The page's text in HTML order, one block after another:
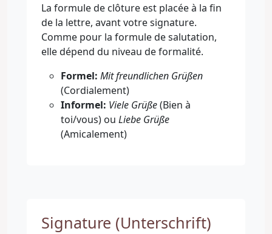
La formule de clôture est placée à la fin
de la lettre, avant votre signature.
Comme pour la formule de salutation,
Formel: Mit freundlichen Grüßen
(Cordialement)
Informel: Viele Grüße(Bien à
toi/vous) ou Liebe Grüße
(Amicalement)
Signature (Unterschrift)